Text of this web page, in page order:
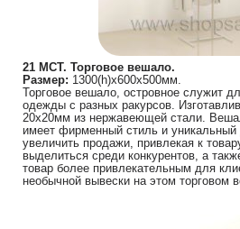
21 МСТ. Торговое вешало.
Размер: 1300(h)х600х500мм.
Торговое вешало, островное служит
одежды с разных ракурсов.
20х20мм из нержавеющей стали.
имеет фирменный стиль и
увеличить продажи, привлекая к
выделиться среди конкурентов, а
товар более привлекательным для
необычной вывески на этом торговом